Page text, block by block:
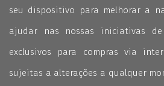
seu dispositivo para melhorar a
ajudar nas nossas iniciativas
exclusivos para compras via
sujeitas a alterações a qualquer